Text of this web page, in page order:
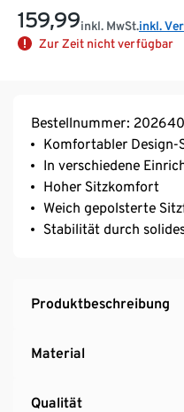
159,99inkl. MwSt.inkl.
Zur Zeit nicht verfügbar
Bestellnummer: 202640
Komfortabler Design-
In verschiedene
Hoher Sitzkomfort
Weich gepolsterte
Stabilität durch
Produktbeschreibung
Material
Qualität